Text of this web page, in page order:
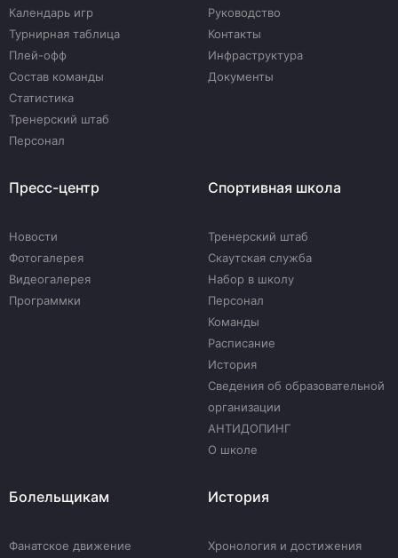
Календарь игр
Турнирная таблица
Плей-офф
Состав команды
Статистика
Тренерский штаб
Персонал
Руководство
Контакты
Инфраструктура
Документы
Пресс-центр
Новости
Фотогалерея
Видеогалерея
Программки
Спортивная школа
Тренерский штаб
Скаутская служба
Набор в школу
Персонал
Команды
Расписание
История
Сведения об образовательной
организации
АНТИДОПИНГ
О школе
Болельщикам
Фанатское движение
История
Хронология и достижения